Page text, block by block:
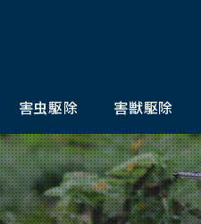
害虫駆除 害獣駆除